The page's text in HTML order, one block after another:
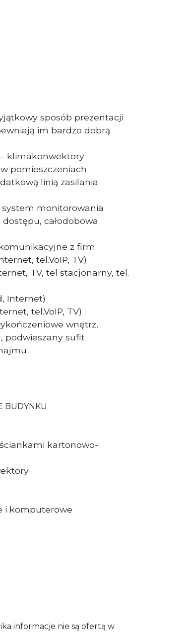
sposób prezentacji
im bardzo dobrą
klimakonwektory
pomieszczeniach
linią zasilania
monitorowania
całodobowa
z firm:
tel.VoIP, TV)
TV, tel stacjonarny, tel.
Internet)
tel.VoIP, TV)
wnętrz,
podwieszany sufit
BUDYNKU
kartonowo-
i komputerowe
informacje nie są ofertą w